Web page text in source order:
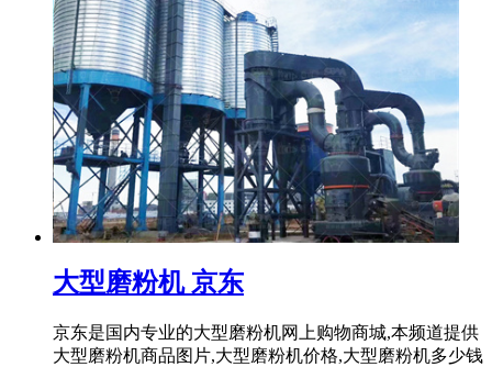
大型磨粉机 京东
京东是国内专业的大型磨粉机网上购物商城,本频道提供
大型磨粉机商品图片,大型磨粉机价格,大型磨粉机多少钱